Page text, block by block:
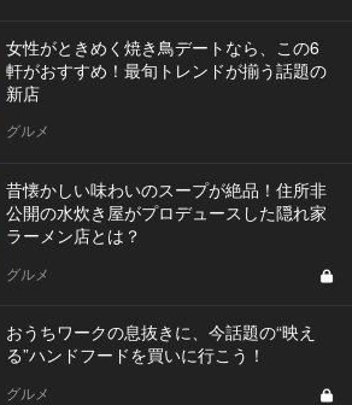
女性がときめく焼き鳥デートなら、この6
軒がおすすめ！最旬トレンドが揃う話題の
新店
グルメ
昔懐かしい味わいのスープが絶品！住所非
公開の水炊き屋がプロデュースした隠れ家
ラーメン店とは？
グルメ
おうちワークの息抜きに、今話題の“映え
る”ハンドフードを買いに行こう！
グルメ